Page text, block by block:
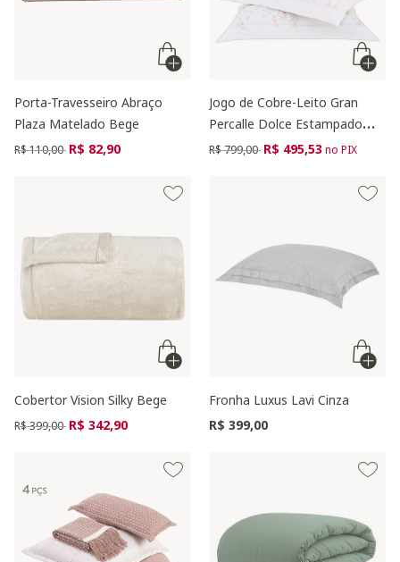
Porta-Travesseiro Abraço
Plaza Matelado Bege
Preço reduzido de
R$ 110,00 para
R$ 82,90
Jogo de Cobre-Leito Gran
Percalle Dolce Estampado
200 Fios
Preço reduzido de
R$ 799,00 para
R$ 495,53no PIX
Cobertor Vision Silky Bege
Preço reduzido de
R$ 399,00 para
R$ 342,90
Fronha Luxus Lavi Cinza
R$ 399,00